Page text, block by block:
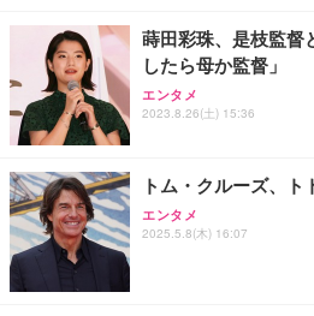
蒔田彩珠、是枝監督
したら母か監督」
エンタメ
2023.8.26(土) 15:36
トム・クルーズ、ト
エンタメ
2025.5.8(木) 16:07